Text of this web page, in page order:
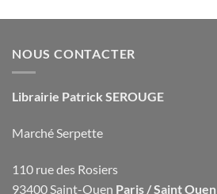
NOUS CONTACTER
Librairie Patrick SEROUGE
Marché Serpette
110 rue des Rosiers
93400 Saint-Ouen Paris / Saint Ouen